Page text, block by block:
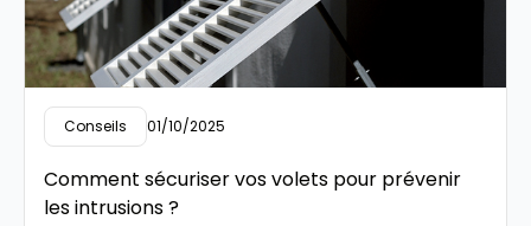
Conseils 01/10/2025
Comment sécuriser vos volets pour prévenir
les intrusions ?